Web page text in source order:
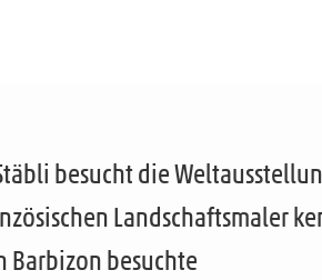
besucht die
Landschaftsmaler
Barbizon besuchte